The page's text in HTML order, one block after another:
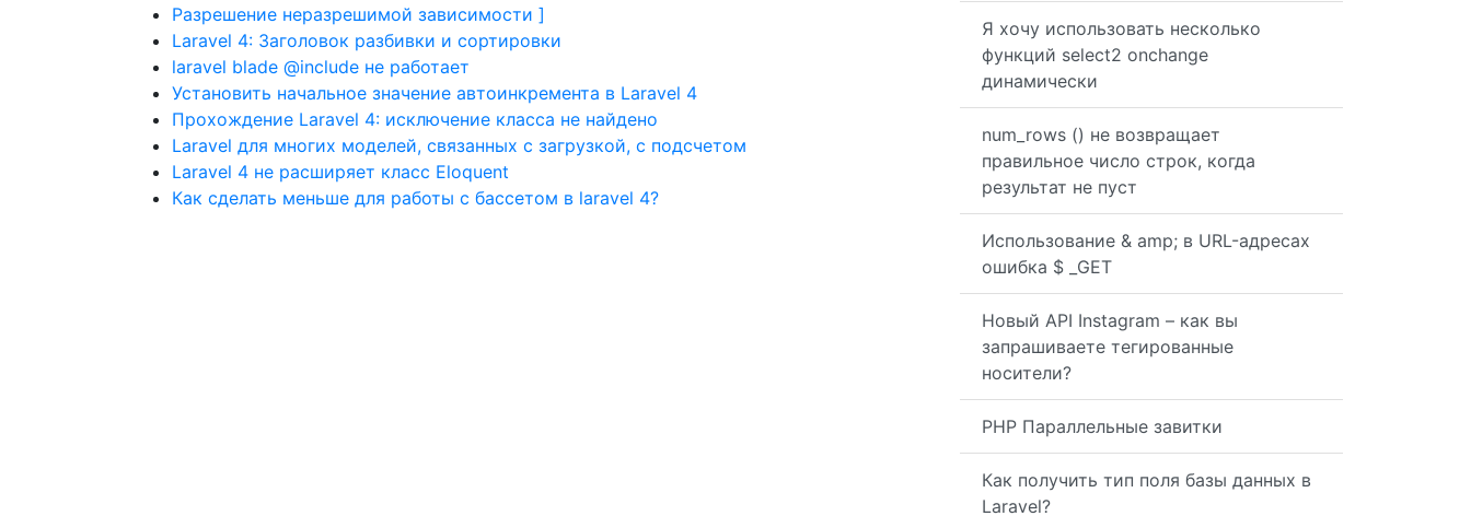
Я хочу использовать несколько
функций select2 onchange
динамически
num_rows () не возвращает
правильное число строк, когда
результат не пуст
Использование & amp; в URL-адресах
ошибка $ _GET
Новый API Instagram – как вы
запрашиваете тегированные
носители?
PHP Параллельные завитки
Как получить тип поля базы данных в
Laravel?
Разрешение неразрешимой зависимости ]
Laravel 4: Заголовок разбивки и сортировки
laravel blade @include не работает
Установить начальное значение автоинкремента в Laravel 4
Прохождение Laravel 4: исключение класса не найдено
Laravel для многих моделей, связанных с загрузкой, с подсчетом
Laravel 4 не расширяет класс Eloquent
Как сделать меньше для работы с бассетом в laravel 4?